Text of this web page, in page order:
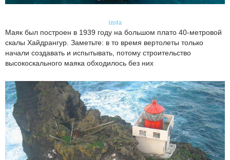
insta
Маяк был построен в 1939 году на большом плато 40-метровой
скалы Хайдрангур. Заметьте: в то время вертолеты только
начали создавать и испытывать, потому строительство
высокоскального маяка обходилось без них